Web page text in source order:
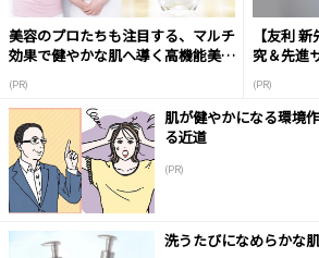
美容のプロたちも注目する、マルチ
効果で健やかな肌へ導く高機能美容
(PR)
【友利
究＆先進
(PR)
肌が健やかになる環境
る近道
(PR)
洗うたびになめらかな